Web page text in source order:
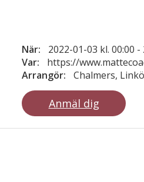
När:
2022-01-03 kl. 00:00
Var:
https://
Arrangör:
Chalmers,
Anmäl dig